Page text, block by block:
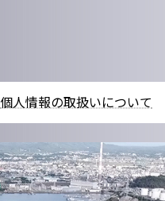
個人情報の取扱いについて